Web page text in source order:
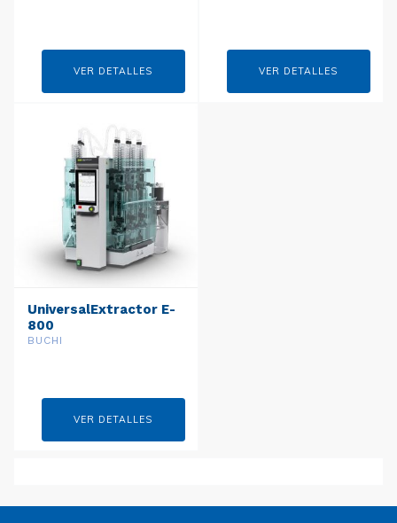
VER DETALLES VER DETALLES
UniversalExtractor E-
800
BUCHI
VER DETALLES